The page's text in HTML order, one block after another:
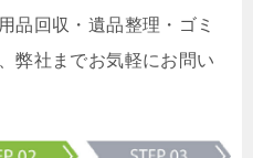
品回収・遺品整理・ゴミ
弊社までお気軽にお問い